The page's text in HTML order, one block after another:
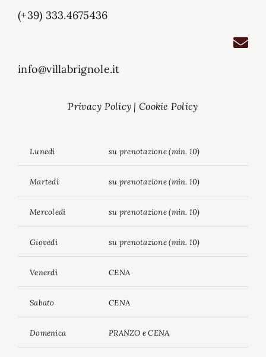
(+39) 333.4675436
info@villabrignole.it
Privacy Policy |Cookie Policy
Lunedì su prenotazione (min. 10)
Martedì su prenotazione (min. 10)
Mercoledì su prenotazione (min. 10)
Giovedì su prenotazione (min. 10)
Venerdì CENA
Sabato CENA
Domenica PRANZO e CENA